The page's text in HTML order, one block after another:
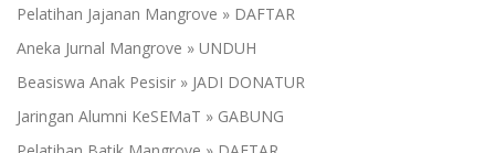
Pelatihan Jajanan Mangrove » DAFTAR
Aneka Jurnal Mangrove » UNDUH
Beasiswa Anak Pesisir » JADI DONATUR
Jaringan Alumni KeSEMaT » GABUNG